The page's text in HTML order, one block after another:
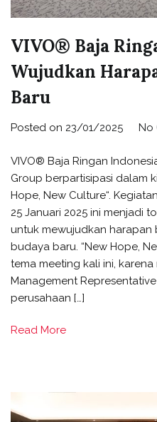
VIVO® Baja
Wujudkan
Baru
Posted on 23/01/2025 No
VIVO® Baja Ringan
Group berpartisipasi dalam
Hope, New Culture“.
25 Januari 2025 ini menjadi
untuk mewujudkan
budaya baru. “New Hope,
tema meeting kali ini,
Management
perusahaan […]
Read More